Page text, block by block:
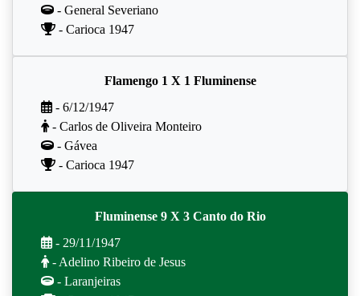
- General Severiano
- Carioca 1947
Flamengo 1 X 1 Fluminense
- 6/12/1947
- Carlos de Oliveira Monteiro
- Gávea
- Carioca 1947
Fluminense 9 X 3 Canto do Rio
- 29/11/1947
- Adelino Ribeiro de Jesus
- Laranjeiras